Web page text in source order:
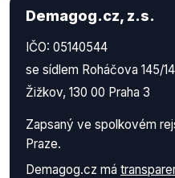
Demagog.cz, z.s.
IČO: 05140544
se sídlem Roháčova 145/14
Žižkov, 130 00 Praha 3
Zapsaný ve spolkovém
Praze.
Demagog.cz má